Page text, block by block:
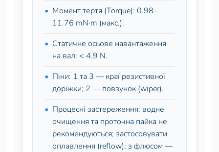
Момент тертя (Torque): 0.98–
11.76 mN·m (макс.).
Статичне осьове навантаження
на вал: < 4.9 N.
Піни: 1 та 3 — краї резистивної
доріжки; 2 — повзунок (wiper).
Процесні застереження: водне
очищення та проточна пайка не
рекомендуються; застосовувати
оплавлення (reflow); з флюсом —